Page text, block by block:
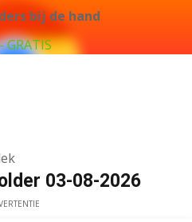
bij de hand
03-08-2026